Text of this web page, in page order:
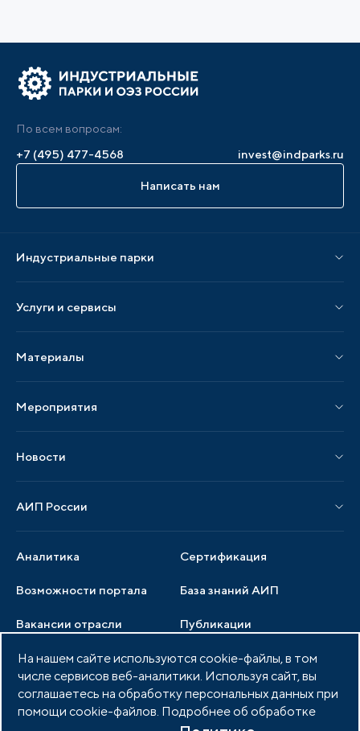
По всем вопросам:
+7 (495) 477-4568
invest@indparks.ru
Написать нам
Индустриальные парки
Парки по регионам
Услуги и сервисы
Услуги по локализации
Аналитика Сертификация
Возможности портала
Материалы
Публикации СМИ и статьи
Образцы документов
База знаний АИП
Вакансии отрасли
Мероприятия
Мероприятия отрасли
Новости
Новости отрасли
Публикации
Медиатека Тендеры
АИП России
Члены ассоциации
Услуги ассоциации
Документы АИП
Партнеры ассоциации
Фото и видео
Членство в АИП Войти в личный кабинет
На нашем сайте используются cookie-файлы, в том
числе сервисов веб-аналитики. Используя сайт, вы
соглашаетесь на обработку персональных данных при
помощи cookie-файлов. Подробнее об обработке